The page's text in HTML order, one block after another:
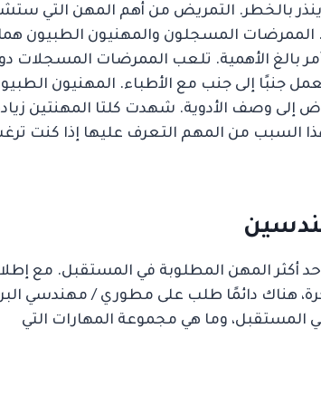
بالخطر. التمريض من أهم المهن التي
الممرضات المسجلون والمهنيون الطبيون
بالغ الأهمية. تلعب الممرضات المسجلات
جنبًا إلى جنب مع الأطباء. المهنيون
وصف الأدوية. شهدت كلتا المهنتين
السبب من المهم التعرف عليها إذا كنت
أكثر المهن المطلوبة في المستقبل. مع
هناك دائمًا طلب على مطوري / مهندسي
المستقبل، وما هي مجموعة المهارات التي